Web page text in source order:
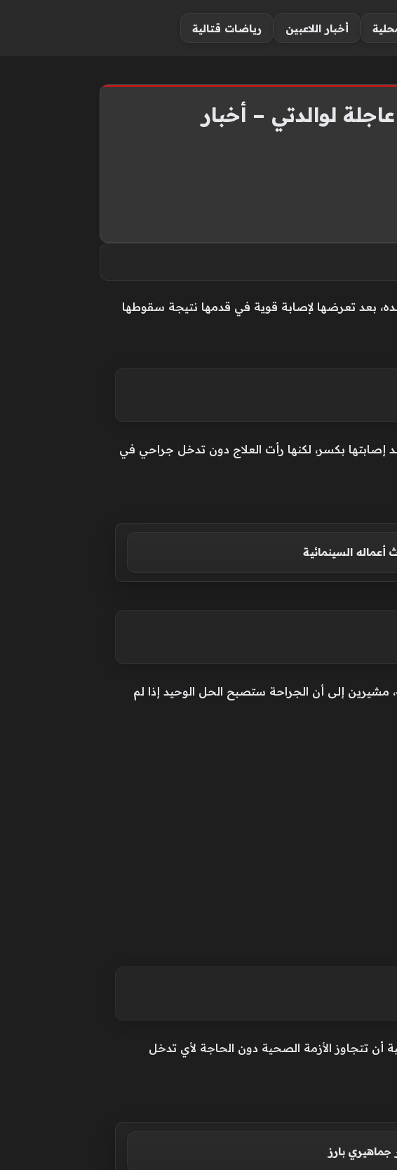
أخبار اللاعبين رياضات قتالية
لوالدتي – أخبار
بعد تعرضها لإصابة قوية في قدمها نتيجة سقوطها
إصابتها بكسر، لكنها رأت العلاج دون تدخل جراحي في
السينمائية
مشيرين إلى أن الجراحة ستصبح الحل الوحيد إذا لم
أن تتجاوز الأزمة الصحية دون الحاجة لأي تدخل
بارز